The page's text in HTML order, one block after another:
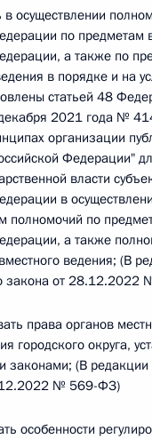
в осуществлении
по предметам
а также по
в порядке и на
статьей 48
2021 года №
организации
Федерации"
власти
в
полномочий по
а также
ведения; (В
закона от
права органов
городского округа,
законами; (В
№ 569-ФЗ)
особенности